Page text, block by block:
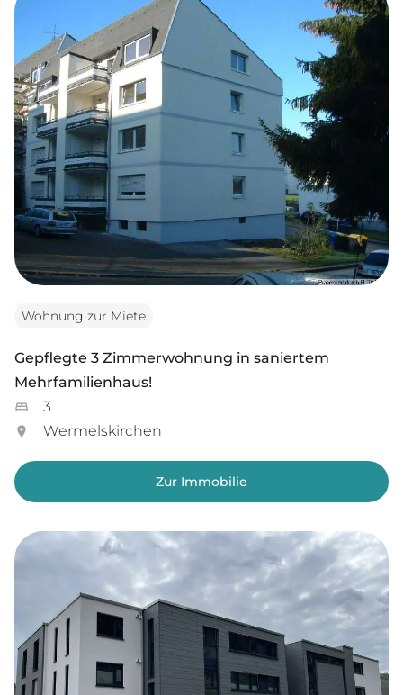
Wohnung zur Miete
Gepflegte 3 Zimmerwohnung in saniertem
Mehrfamilienhaus!
3
Wermelskirchen
Zur Immobilie